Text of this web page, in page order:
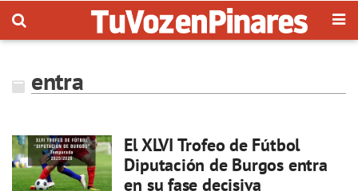
entra
El XLVI Trofeo de Fútbol
Diputación de Burgos entra
en su fase decisiva